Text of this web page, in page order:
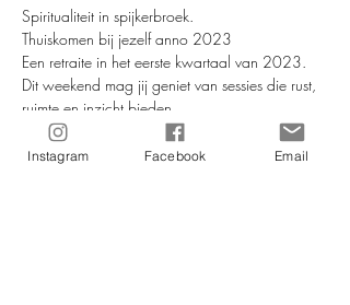
Spiritualiteit in spijkerbroek.
Thuiskomen bij jezelf anno 2023
Een retraite in het eerste kwartaal van 2023.
Dit weekend mag jij geniet van sessies die rust,
ruimte en inzicht bieden.
In de prachtige en luxueuze Wierschuur geniet
jij dit weekend van sessies die rust, ruimte en
Instagram Facebook Email